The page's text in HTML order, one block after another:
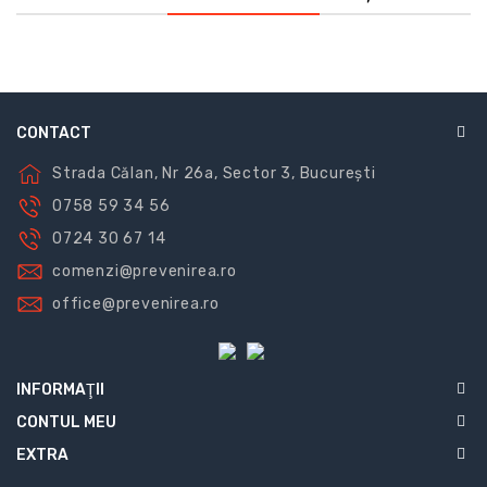
prin forma lor pătrată cu pictogramă albă pe fond
CONTACT
Strada Călan, Nr 26a, Sector 3, București
0758 59 34 56
0724 30 67 14
comenzi@prevenirea.ro
office@prevenirea.ro
INFORMAŢII
CONTUL MEU
EXTRA